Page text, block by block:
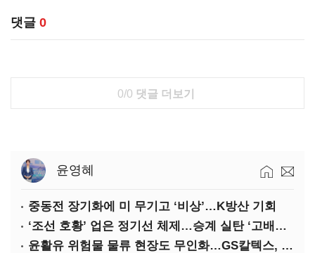
댓글 0
0/0 댓글 더보기
윤영혜
중동전 장기화에 미 무기고 ‘비상’…K방산 기회
‘조선 호황’ 업은 정기선 체제…승계 실탄 ‘고배당’ 주목
윤활유 위험물 물류 현장도 무인화…GS칼텍스, 디지털 전환 가속